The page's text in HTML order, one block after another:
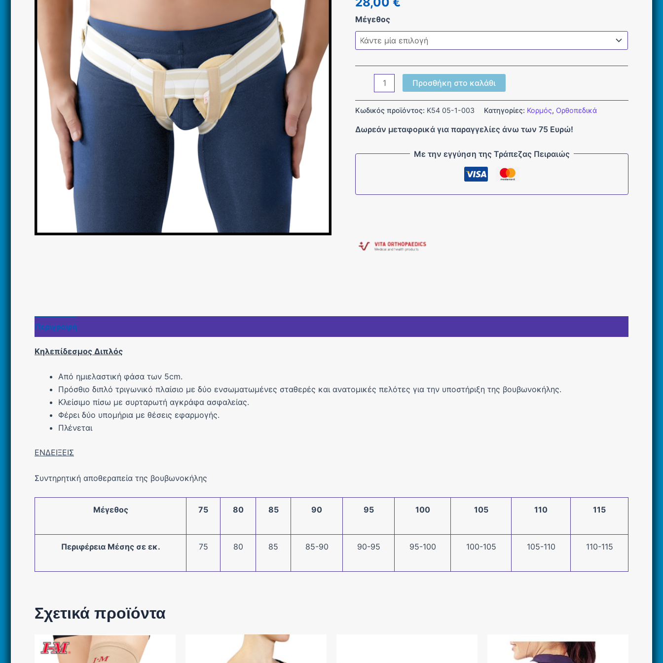
Μέγεθος
Κηλεπίδεσμος
Διπλός
ποσότητα
Προσθήκη στο καλάθι
Κωδικός προϊόντος: Κ54 05-1-003 Κατηγορίες: Κορμός, Ορθοπεδικά
Δωρεάν μεταφορικά για παραγγελίες άνω των 75 Ευρώ!
Με την εγγύηση της Τράπεζας Πειραιώς
Περιγραφή
Κηλεπίδεσμος Διπλός
Από ημιελαστική φάσα των 5cm.
Πρόσθιο διπλό τριγωνικό πλαίσιο με δύο ενσωματωμένες σταθερές και ανατομικές πελότες για την υποστήριξη της βουβωνοκήλης.
Κλείσιμο πίσω με συρταρωτή αγκράφα ασφαλείας.
Φέρει δύο υπομήρια με θέσεις εφαρμογής.
Πλένεται
ΕΝΔΕΙΞΕΙΣ
Συντηρητική αποθεραπεία της βουβωνοκήλης
Μέγεθος 75 80 85 90 95 100 105 110 115
Περιφέρεια Μέσης σε εκ. 75 80 85 85-90 90-95 95-100 100-105 105-110 110-115
Σχετικά προϊόντα